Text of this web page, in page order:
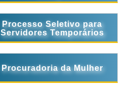
Processo Seletivo para
Servidores Temporários
Procuradoria da Mulher